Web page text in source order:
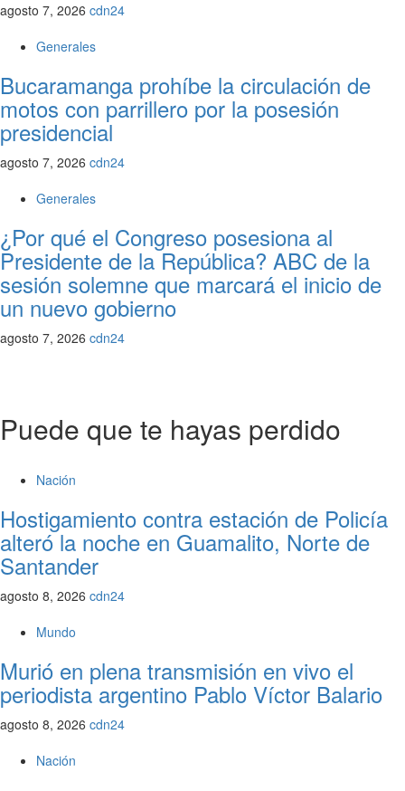
agosto 7, 2026 cdn24
Generales
Bucaramanga prohíbe la circulación de
motos con parrillero por la posesión
presidencial
agosto 7, 2026 cdn24
Generales
¿Por qué el Congreso posesiona al
Presidente de la República? ABC de la
sesión solemne que marcará el inicio de
un nuevo gobierno
agosto 7, 2026 cdn24
Puede que te hayas perdido
Nación
Hostigamiento contra estación de Policía
alteró la noche en Guamalito, Norte de
Santander
agosto 8, 2026 cdn24
Mundo
Murió en plena transmisión en vivo el
periodista argentino Pablo Víctor Balario
agosto 8, 2026 cdn24
Nación